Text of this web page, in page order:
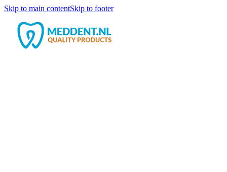
Skip to main contentSkip to footer